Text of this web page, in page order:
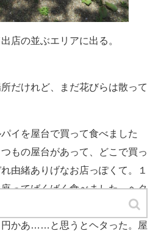
店の並ぶエリアに出る。
だけれど、まだ花びらは散って
イを屋台で買って食べました
もの屋台があって、どこで買っ
由緒ありげなお店っぽくて。１
ってばくばく食べました。ヘタ
ほんとは食べ比べがしたかった
円かあ……と思うとヘタった。屋